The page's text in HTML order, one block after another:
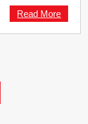
Read More